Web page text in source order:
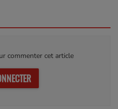
commenter cet article